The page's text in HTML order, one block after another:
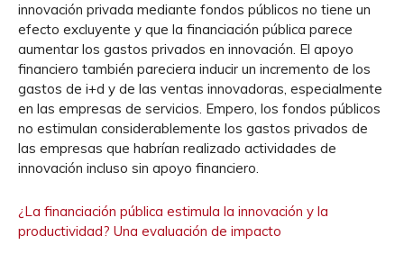
innovación privada mediante fondos públicos no tiene un
efecto excluyente y que la financiación pública parece
aumentar los gastos privados en innovación. El apoyo
financiero también pareciera inducir un incremento de los
gastos de i+d y de las ventas innovadoras, especialmente
en las empresas de servicios. Empero, los fondos públicos
no estimulan considerablemente los gastos privados de
las empresas que habrían realizado actividades de
innovación incluso sin apoyo financiero.
¿La financiación pública estimula la innovación y la
productividad? Una evaluación de impacto